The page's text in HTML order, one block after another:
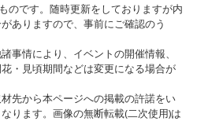
のです。随時更新をしておりますが内
ありますので、事前にご確認のう
事情により、イベントの開催情報、
・見頃期間などは変更になる場合が
先から本ページへの掲載の許諾をい
ります。画像の無断転載(二次使用)は